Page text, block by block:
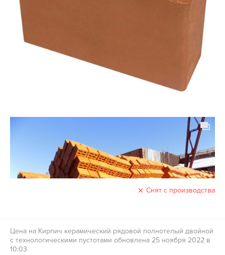
Снят с производства
Цена на Кирпич керамический рядовой полнотелый двойной
с технологическими пустотами обновлена 25 ноября 2022 в
10:03